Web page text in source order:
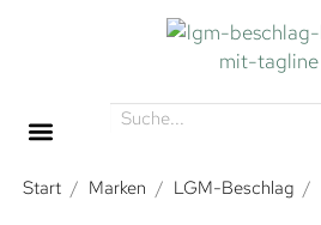
Start / Marken / LGM-Beschlag /